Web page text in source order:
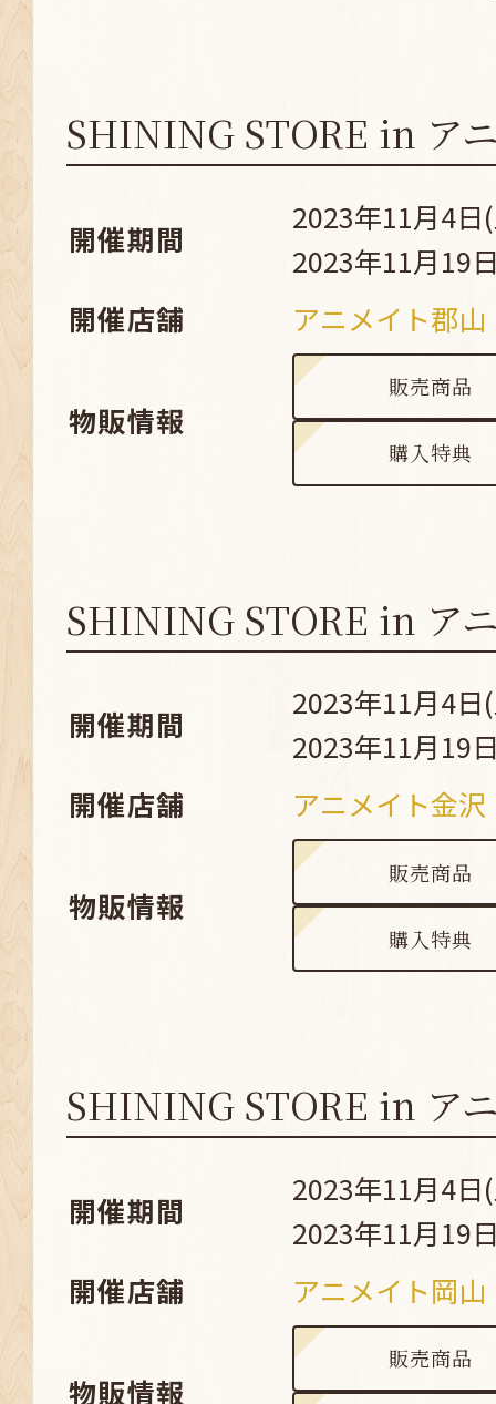
SHINING STORE in ア
開催期間
2023年11月4日
2023年11月19
開催店舗
アニメイト郡山
物販情報
販売商品
購入特典
SHINING STORE in ア
開催期間
2023年11月4日
2023年11月19
開催店舗
アニメイト金沢
物販情報
販売商品
購入特典
SHINING STORE in ア
開催期間
2023年11月4日
2023年11月19
開催店舗
アニメイト岡山
物販情報
販売商品